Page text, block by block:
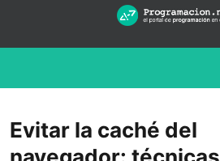
Evitar la caché del